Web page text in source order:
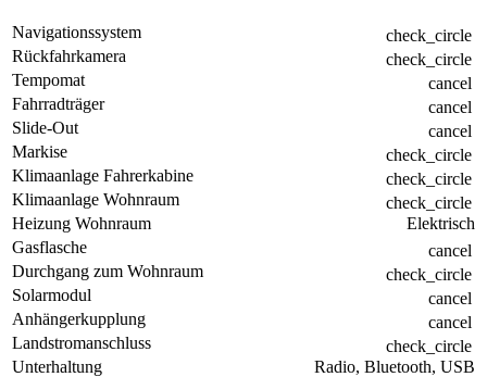
Navigationssystem
check_circle
Rückfahrkamera
check_circle
Tempomat
cancel
Fahrradträger
cancel
Slide-Out
cancel
Markise
check_circle
Klimaanlage Fahrerkabine
check_circle
Klimaanlage Wohnraum
check_circle
Heizung Wohnraum
Elektrisch
Gasflasche
cancel
Durchgang zum Wohnraum
check_circle
Solarmodul
cancel
Anhängerkupplung
cancel
Landstromanschluss
check_circle
Unterhaltung
Radio, Bluetooth, USB